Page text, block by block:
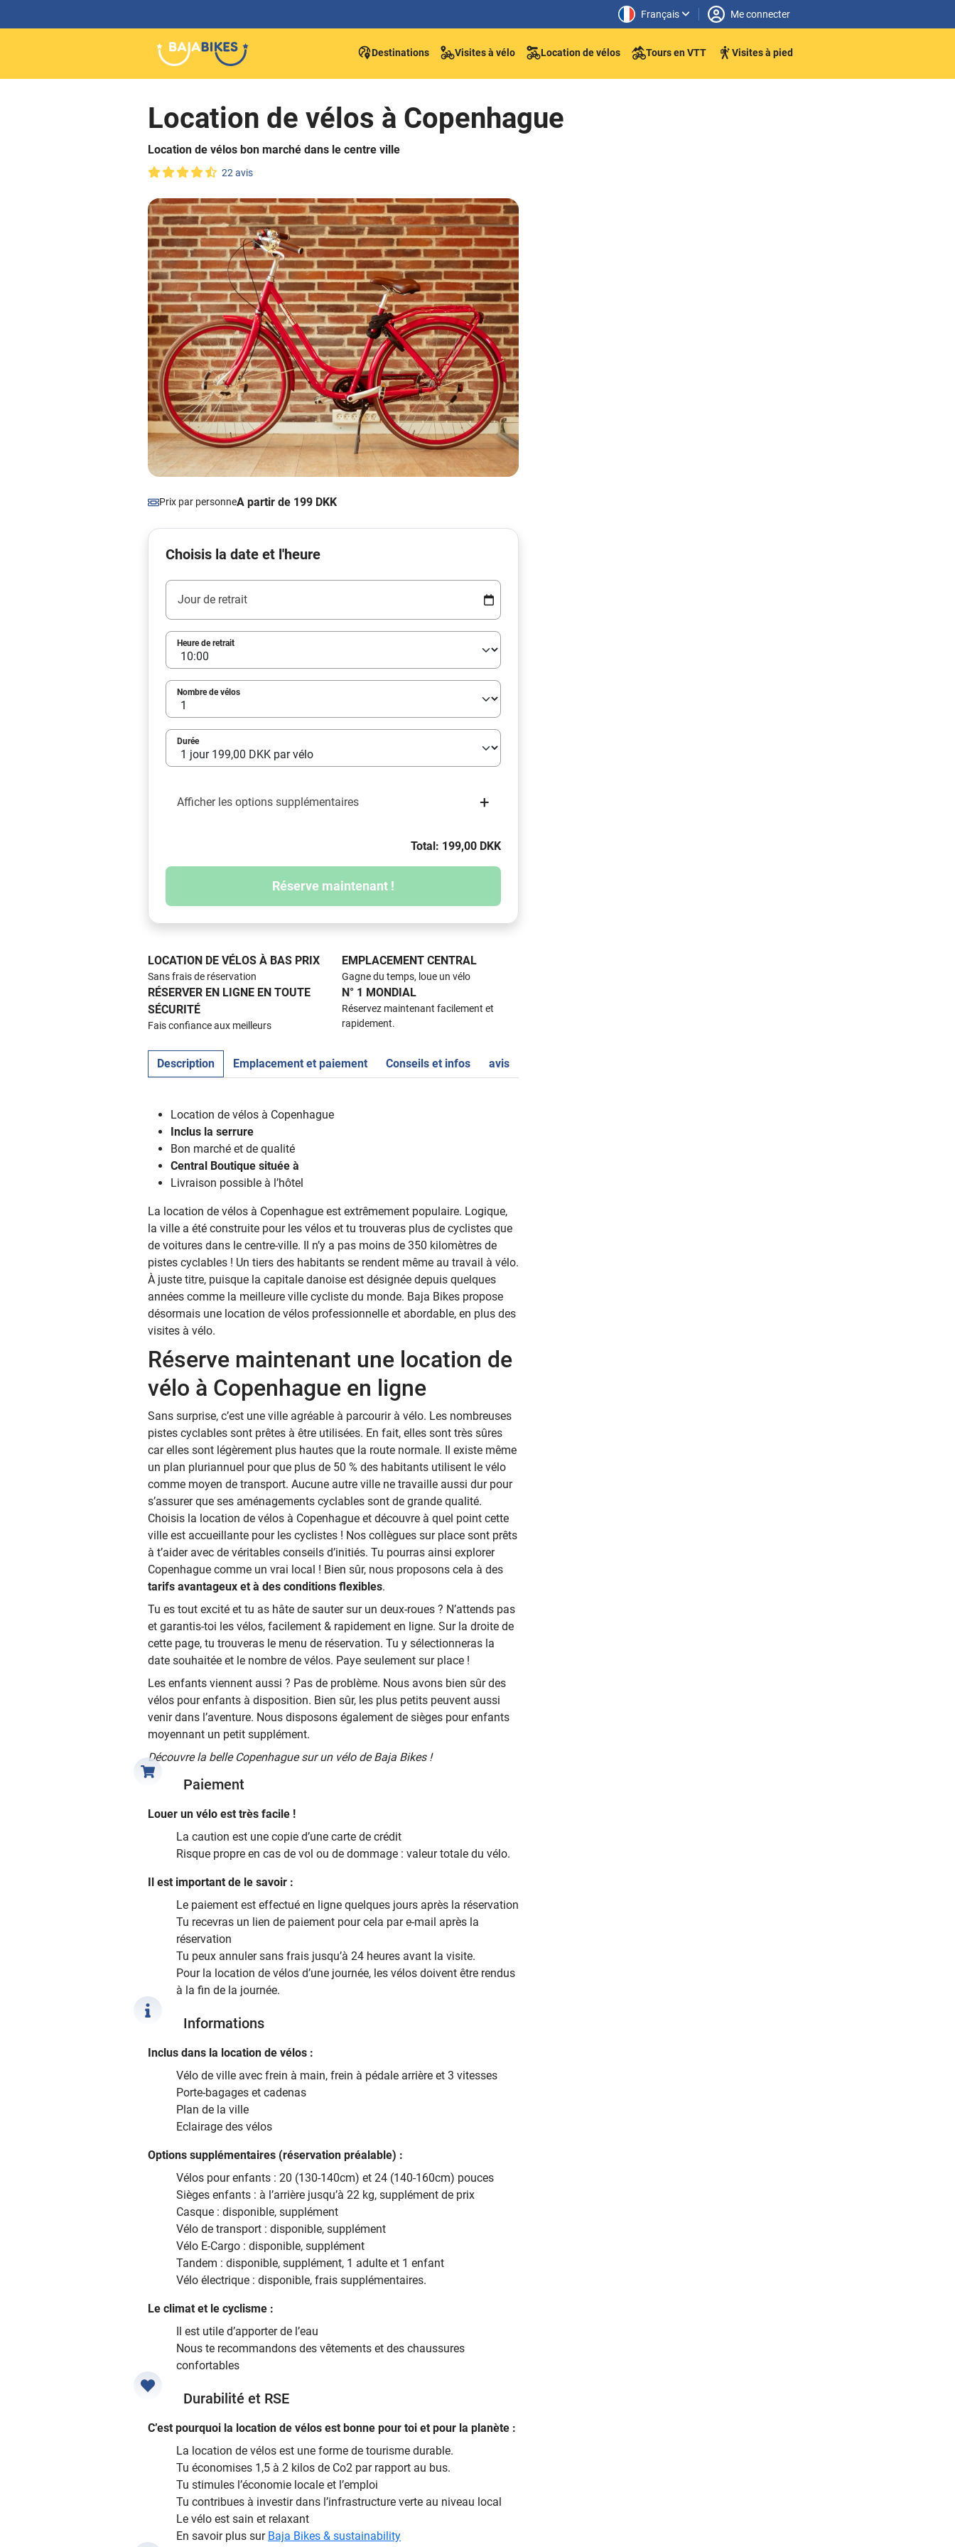
Français Me connecter
Destinations Visites à vélo Location de vélos Tours en VTT Visites à pied
Location de vélos à Copenhague
Location de vélos bon marché dans le centre ville
22 avis
Prix par personneA partir de 199 DKK
Choisis la date et l'heure
Jour de retrait
Heure de retrait
Nombre de vélos
Durée
Afficher les options supplémentaires +
Total: 199,00 DKK
Réserve maintenant !
LOCATION DE VÉLOS À BAS PRIX
Sans frais de réservation
EMPLACEMENT CENTRAL
Gagne du temps, loue un vélo
RÉSERVER EN LIGNE EN TOUTE
SÉCURITÉ
Fais confiance aux meilleurs
N° 1 MONDIAL
Réservez maintenant facilement et
rapidement.
Description Emplacement et paiement Conseils et infos avis
Location de vélos à Copenhague
Inclus la serrure
Bon marché et de qualité
Central Boutique située à
Livraison possible à l’hôtel
La location de vélos à Copenhague est extrêmement populaire. Logique,
la ville a été construite pour les vélos et tu trouveras plus de cyclistes que
de voitures dans le centre-ville. Il n’y a pas moins de 350 kilomètres de
pistes cyclables ! Un tiers des habitants se rendent même au travail à vélo.
À juste titre, puisque la capitale danoise est désignée depuis quelques
années comme la meilleure ville cycliste du monde. Baja Bikes propose
désormais une location de vélos professionnelle et abordable, en plus des
visites à vélo.
Réserve maintenant une location de
vélo à Copenhague en ligne
Sans surprise, c’est une ville agréable à parcourir à vélo. Les nombreuses
pistes cyclables sont prêtes à être utilisées. En fait, elles sont très sûres
car elles sont légèrement plus hautes que la route normale. Il existe même
un plan pluriannuel pour que plus de 50 % des habitants utilisent le vélo
comme moyen de transport. Aucune autre ville ne travaille aussi dur pour
s’assurer que ses aménagements cyclables sont de grande qualité.
Choisis la location de vélos à Copenhague et découvre à quel point cette
ville est accueillante pour les cyclistes ! Nos collègues sur place sont prêts
à t’aider avec de véritables conseils d’initiés. Tu pourras ainsi explorer
Copenhague comme un vrai local ! Bien sûr, nous proposons cela à des
tarifs avantageux et à des conditions flexibles.
Tu es tout excité et tu as hâte de sauter sur un deux-roues ? N’attends pas
et garantis-toi les vélos, facilement & rapidement en ligne. Sur la droite de
cette page, tu trouveras le menu de réservation. Tu y sélectionneras la
date souhaitée et le nombre de vélos. Paye seulement sur place !
Les enfants viennent aussi ? Pas de problème. Nous avons bien sûr des
vélos pour enfants à disposition. Bien sûr, les plus petits peuvent aussi
venir dans l’aventure. Nous disposons également de sièges pour enfants
moyennant un petit supplément.
Découvre la belle Copenhague sur un vélo de Baja Bikes !
Paiement
Louer un vélo est très facile !
La caution est une copie d’une carte de crédit
Risque propre en cas de vol ou de dommage : valeur totale du vélo.
Il est important de le savoir :
Le paiement est effectué en ligne quelques jours après la réservation
Tu recevras un lien de paiement pour cela par e-mail après la
réservation
Tu peux annuler sans frais jusqu’à 24 heures avant la visite.
Pour la location de vélos d’une journée, les vélos doivent être rendus
à la fin de la journée.
Informations
Inclus dans la location de vélos :
Vélo de ville avec frein à main, frein à pédale arrière et 3 vitesses
Porte-bagages et cadenas
Plan de la ville
Eclairage des vélos
Options supplémentaires (réservation préalable) :
Vélos pour enfants : 20 (130-140cm) et 24 (140-160cm) pouces
Sièges enfants : à l’arrière jusqu’à 22 kg, supplément de prix
Casque : disponible, supplément
Vélo de transport : disponible, supplément
Vélo E-Cargo : disponible, supplément
Tandem : disponible, supplément, 1 adulte et 1 enfant
Vélo électrique : disponible, frais supplémentaires.
Le climat et le cyclisme :
Il est utile d’apporter de l’eau
Nous te recommandons des vêtements et des chaussures
confortables
Durabilité et RSE
C’est pourquoi la location de vélos est bonne pour toi et pour la planète :
La location de vélos est une forme de tourisme durable.
Tu économises 1,5 à 2 kilos de Co2 par rapport au bus.
Tu stimules l’économie locale et l’emploi
Tu contribues à investir dans l’infrastructure verte au niveau local
Le vélo est sain et relaxant
En savoir plus sur Baja Bikes & sustainability